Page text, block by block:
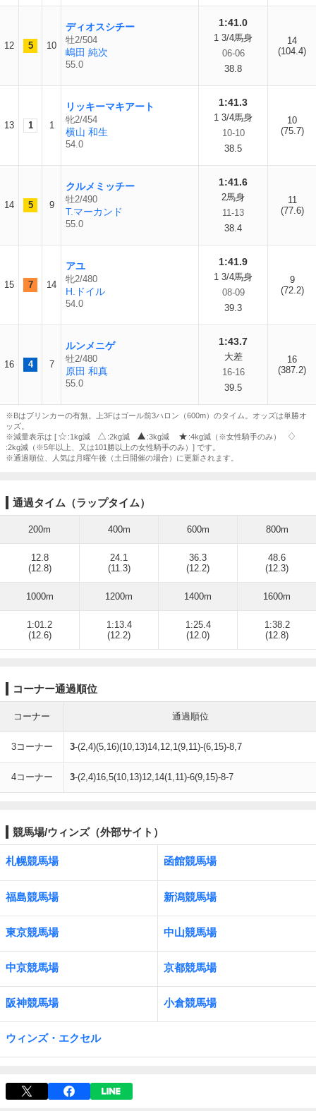
12 5 10
ディオスシチー
牡2/504
嶋田 純次
55.0
1:41.0
1 3/4馬身
06-06
38.8
14
(104.4)
13 1 1
リッキーマキアート
牝2/454
横山 和生
54.0
1:41.3
1 3/4馬身
10-10
38.5
10
(75.7)
14 5 9
クルメミッチー
牡2/490
T.マーカンド
55.0
1:41.6
2馬身
11-13
38.4
11
(77.6)
15 7 14
アユ
牝2/480
H.ドイル
54.0
1:41.9
1 3/4馬身
08-09
39.3
9
(72.2)
16 4 7
ルンメニゲ
牡2/480
原田 和真
55.0
1:43.7
大差
16-16
39.5
16
(387.2)
※Bはブリンカーの有無。上3Fはゴール前3ハロン（600m）のタイム。オッズは単勝オ
ッズ。
※減量表示は [
:1kg減 :2kg減 :3kg減
:4kg減（※女性騎手のみ）
:2kg減（※5年以上、又は101勝以上の女性騎手のみ）] です。
※通過順位、人気は月曜午後（土日開催の場合）に更新されます。
通過タイム（ラップタイム）
200m 400m 600m 800m
12.8
(12.8)
24.1
(11.3)
36.3
(12.2)
48.6
(12.3)
1000m 1200m 1400m 1600m
1:01.2
(12.6)
1:13.4
(12.2)
1:25.4
(12.0)
1:38.2
(12.8)
コーナー通過順位
コーナー 通過順位
3コーナー 3-(2,4)(5,16)(10,13)14,12,1(9,11)-(6,15)-8,7
4コーナー 3-(2,4)16,5(10,13)12,14(1,11)-6(9,15)-8-7
競馬場/ウィンズ（外部サイト）
札幌競馬場 函館競馬場
福島競馬場 新潟競馬場
東京競馬場 中山競馬場
中京競馬場 京都競馬場
阪神競馬場 小倉競馬場
ウィンズ・エクセル